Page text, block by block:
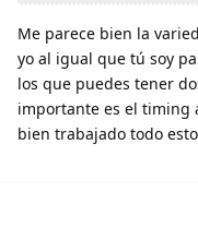
Me parece bien la
yo al igual que tú soy
los que puedes tener
importante es el timing
bien trabajado todo